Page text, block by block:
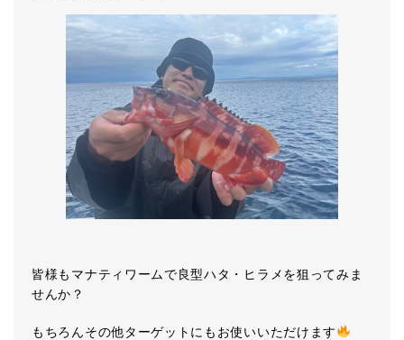
皆様もマナティワームで良型ハタ・ヒラメを狙ってみま
せんか？
もちろんその他ターゲットにもお使いいただけます